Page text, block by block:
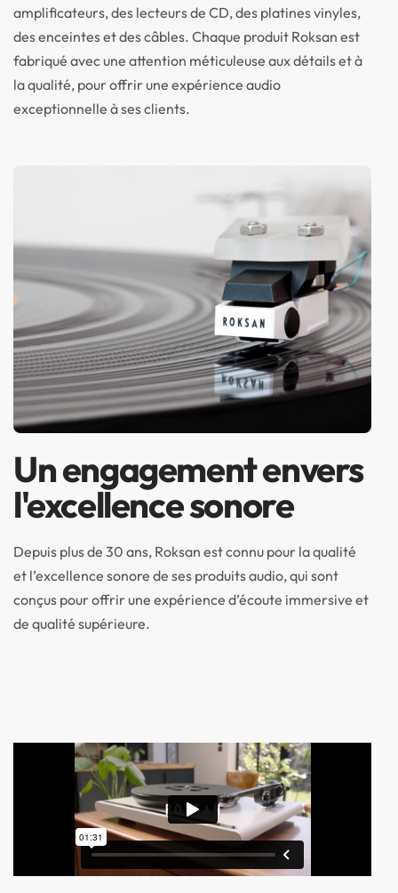
amplificateurs, des lecteurs de CD, des platines vinyles,
des enceintes et des câbles. Chaque produit Roksan est
fabriqué avec une attention méticuleuse aux détails et à
la qualité, pour offrir une expérience audio
exceptionnelle à ses clients.
Un engagement envers
l'excellence sonore
Depuis plus de 30 ans, Roksan est connu pour la qualité
et l’excellence sonore de ses produits audio, qui sont
conçus pour offrir une expérience d’écoute immersive et
de qualité supérieure.